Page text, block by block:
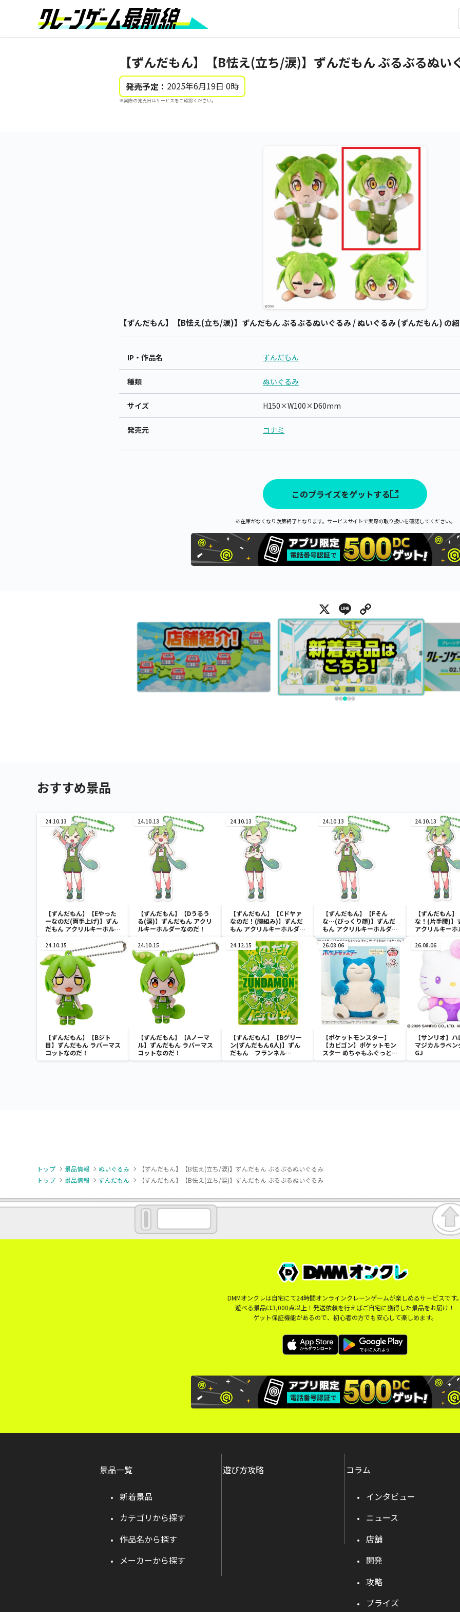
【ずんだもん】【B怯え(立ち/涙)】ずんだもん ぶるぶるぬい
発売予定： 2025年6月19日 0時
※実際の発売日はサービスをご確認ください。
【ずんだもん】【B怯え(立ち/涙)】ずんだもん ぶるぶるぬいぐるみ / ぬいぐるみ (ずんだもん) の
IP・作品名 ずんだもん
種類 ぬいぐるみ
サイズ H150×W100×D60mm
発売元 コナミ
このプライズをゲットする
※在庫がなくなり次第終了となります。サービスサイトで実際の取り扱いを確認してください。
X Line
おすすめ景品
24.10.13
【ずんだもん】【Eやった
ーなのだ(両手上げ)】ずん
だもん アクリルキーホルダ
24.10.13
【ずんだもん】【Dうるう
る(涙)】ずんだもん アクリ
ルキーホルダーなのだ！
24.10.13
【ずんだもん】【Cドヤァ
なのだ！(腕組み)】ずんだ
もん アクリルキーホルダー
24.10.13
【ずんだもん】【Fそん
な…(びっくり顔)】ずんだ
もん アクリルキーホルダー
なのだ！
24.10.13
【ずんだもん
な！(片手腰)】
アクリルキー
24.10.15
【ずんだもん】【Bジト
目】ずんだもん ラバーマス
コットなのだ！
24.10.15
【ずんだもん】【Aノーマ
ル】ずんだもん ラバーマス
コットなのだ！
24.12.15
【ずんだもん】【Bグリー
ン(ずんだもん6人)】ずん
だもん フランネル
100×140
26.08.06
【ポケットモンスター】
【カビゴン】ポケットモン
スター めちゃもふぐっと
ほっこりいやされぬいぐる
26.08.06
【サンリオ】
マジカルラベ
GJ
トップ 景品情報 ぬいぐるみ
【ずんだもん】【B怯え(立ち/涙)】ずんだもん ぶるぶるぬいぐるみ
トップ
景品情報 ずんだもん 【ずんだもん】【B怯え(立ち/涙)】ずんだもん ぶるぶるぬいぐるみ
DMMオンクレは自宅にて24時間オンラインクレーンゲームが楽しめるサービスです
遊べる景品は3,000点以上！発送依頼を行えばご自宅に獲得した景品をお届け！
ゲット保証機能があるので、初心者の方でも安心して楽しめます。
景品一覧
新着景品
カテゴリから探す
作品名から探す
メーカーから探す
遊び方攻略 コラム
インタビュー
ニュース
店舗
開発
攻略
プライズ